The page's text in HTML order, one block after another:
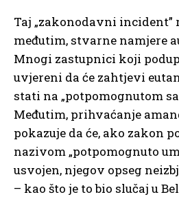
Taj „zakonodavni
međutim, stvarne namjere
Mnogi zastupnici koji
uvjereni da će zahtjevi
stati na „potpomognutom
Međutim, prihvaćanje
pokazuje da će, ako zakon
nazivom „potpomognuto
usvojen, njegov opseg
– kao što je to bio slučaj u